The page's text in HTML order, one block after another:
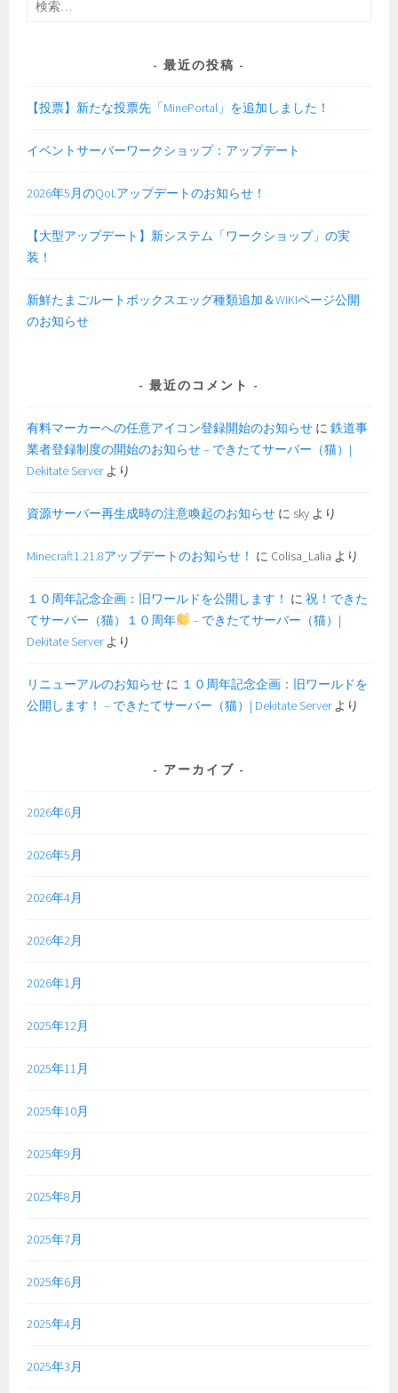
最近の投稿
【投票】新たな投票先「MinePortal」を追加しました！
イベントサーバーワークショップ：アップデート
2026年5月のQoLアップデートのお知らせ！
【大型アップデート】新システム「ワークショップ」の実
装！
新鮮たまごルートボックスエッグ種類追加＆WIKIページ公開
のお知らせ
最近のコメント
有料マーカーへの任意アイコン登録開始のお知らせ に鉄道事
業者登録制度の開始のお知らせ – できたてサーバー（猫）|
Dekitate Serverより
資源サーバー再生成時の注意喚起のお知らせ に sky より
Minecraft1.21.8アップデートのお知らせ！ に Colisa_Lalia より
１０周年記念企画：旧ワールドを公開します！ に祝！できた
てサーバー（猫）１０周年
– できたてサーバー（猫）|
Dekitate Serverより
リニューアルのお知らせ に １０周年記念企画：旧ワールドを
公開します！ – できたてサーバー（猫）| Dekitate Serverより
アーカイブ
2026年6月
2026年5月
2026年4月
2026年2月
2026年1月
2025年12月
2025年11月
2025年10月
2025年9月
2025年8月
2025年7月
2025年6月
2025年4月
2025年3月